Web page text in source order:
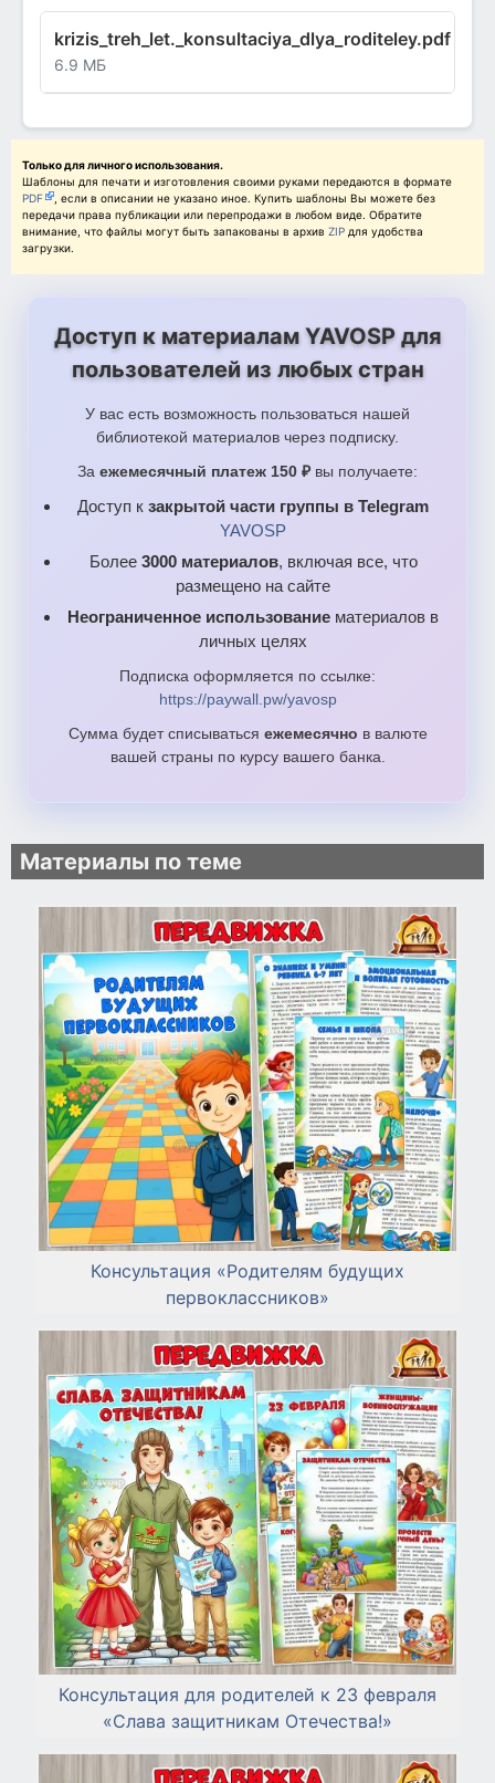
krizis_treh_let._konsultaciya_dlya_roditeley.pdf
6.9 МБ
Только для личного использования.
Шаблоны для печати и изготовления своими руками передаются в формате
PDF
, если в описании не указано иное. Купить шаблоны Вы можете без
передачи права публикации или перепродажи в любом виде. Обратите
внимание, что файлы могут быть запакованы в архив ZIP для удобства
загрузки.
Доступ к материалам YAVOSP для
пользователей из любых стран
У вас есть возможность пользоваться нашей
библиотекой материалов через подписку.
За ежемесячный платеж 150 ₽ вы получаете:
Доступ к закрытой части группы в Telegram
YAVOSP
Более 3000 материалов, включая все, что
размещено на сайте
Неограниченное использование материалов в
личных целях
Подписка оформляется по ссылке:
https://paywall.pw/yavosp
Сумма будет списываться ежемесячно в валюте
вашей страны по курсу вашего банка.
Материалы по теме
Консультация «Родителям будущих
первоклассников»
Консультация для родителей к 23 февраля
«Слава защитникам Отечества!»